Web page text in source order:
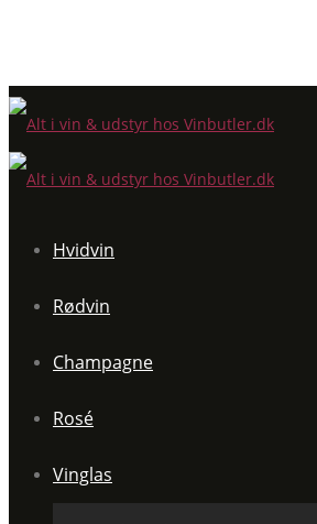
Hvidvin
Rødvin
Champagne
Rosé
Vinglas